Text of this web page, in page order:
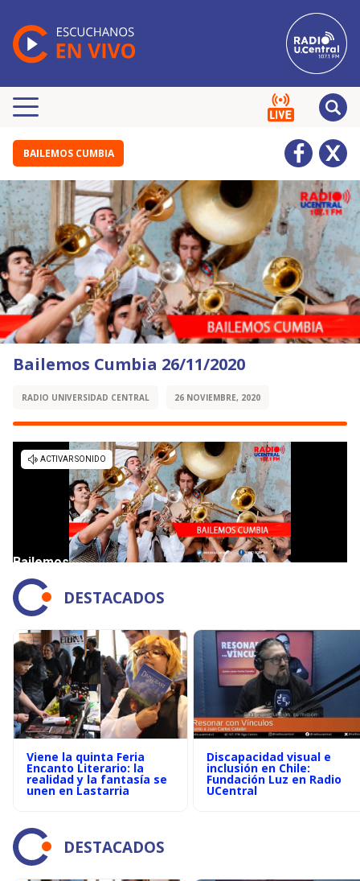
BAILEMOS CUMBIA
Bailemos Cumbia 26/11/2020
RADIO UNIVERSIDAD CENTRAL 26 NOVIEMBRE, 2020
DESTACADOS
Viene la quinta Feria
Encanto Literario: la
realidad y la fantasía se
unen en Lastarria
Discapacidad visual e
inclusión en Chile:
Fundación Luz en Radio
UCentral
DESTACADOS